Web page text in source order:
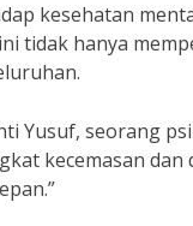
kesehatan
tidak hanya
Yusuf, seorang
kecemasan dan